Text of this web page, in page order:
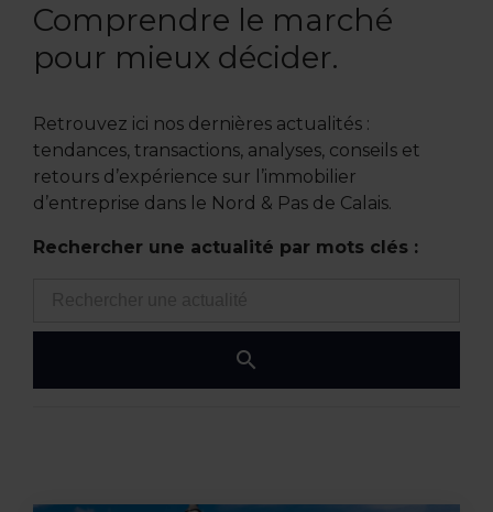
Comprendre le marché
pour mieux décider.
Retrouvez ici nos dernières actualités :
tendances, transactions, analyses, conseils et
retours d’expérience sur l’immobilier
d’entreprise dans le Nord & Pas de Calais.
Rechercher une actualité par mots clés :